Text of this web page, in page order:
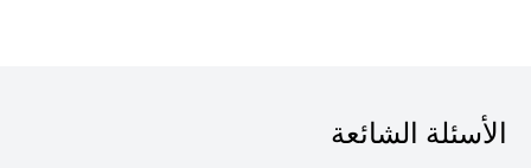
الأسئلة الشائعة